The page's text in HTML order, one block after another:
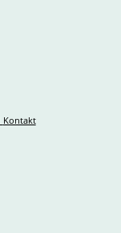
Kontakt